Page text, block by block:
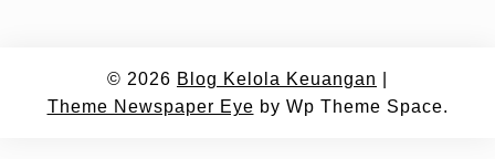
© 2026 Blog Kelola Keuangan
Theme Newspaper Eye by Wp Theme Space.